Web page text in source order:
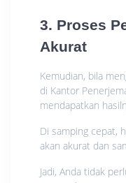
3. Proses
Akurat
Kemudian, bila
di Kantor
mendapatkan
Di samping cepat,
akan akurat dan
Jadi, Anda tidak